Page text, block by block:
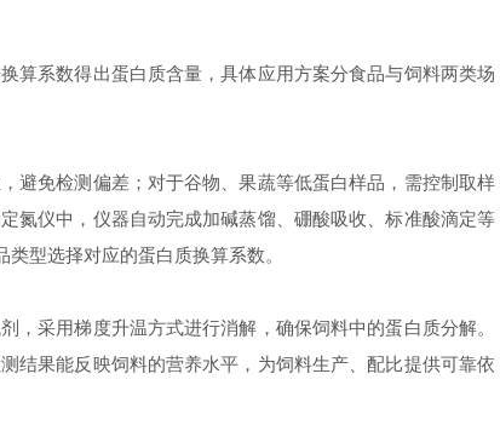
系数得出蛋白质含量，具体应用方案分食品与饲料两类场
免检测偏差；对于谷物、果蔬等低蛋白样品，需控制取样
氮仪中，仪器自动完成加碱蒸馏、硼酸吸收、标准酸滴定等
型选择对应的蛋白质换算系数。
采用梯度升温方式进行消解，确保饲料中的蛋白质分解。
结果能反映饲料的营养水平，为饲料生产、配比提供可靠依